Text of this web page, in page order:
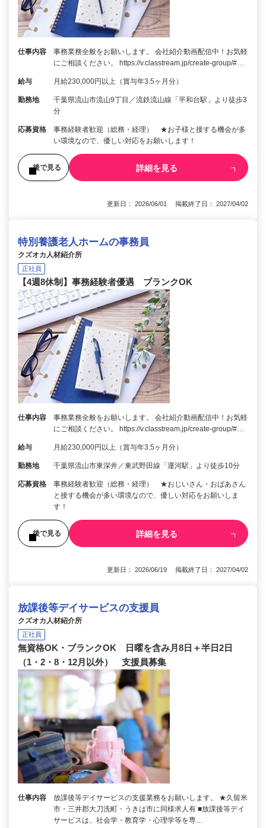
仕事内容
事務業務全般をお願いします。 会社紹介動画配信中！お気軽
にご相談ください。 https://v.classtream.jp/create-group/#…
給与 月給230,000円以上（賞与年3.5ヶ月分）
勤務地
千葉県流山市流山9丁目／流鉄流山線「平和台駅」より徒歩3
分
応募資格
事務経験者歓迎（総務・経理） ★お子様と接する機会が多
い環境なので、優しい対応をお願いします！
後で見る 詳細を見る
更新日： 2026/06/01 掲載終了日： 2027/04/02
特別養護老人ホームの事務員
クズオカ人材紹介所
正社員
【4週8休制】事務経験者優遇 ブランクOK
仕事内容
事務業務全般をお願いします。 会社紹介動画配信中！お気軽
にご相談ください。 https://v.classtream.jp/create-group/#…
給与 月給230,000円以上（賞与年3.5ヶ月分）
勤務地 千葉県流山市東深井／東武野田線「運河駅」より徒歩10分
応募資格
事務経験者歓迎（総務・経理） ★おじいさん・おばあさん
と接する機会が多い環境なので、優しい対応をお願いしま
す！
後で見る 詳細を見る
更新日： 2026/06/19 掲載終了日： 2027/04/02
放課後等デイサービスの支援員
クズオカ人材紹介所
正社員
無資格OK・ブランクOK 日曜を含み月8日＋半日2日
（1・2・8・12月以外） 支援員募集
仕事内容
放課後等デイサービスの支援業務をお願いします。 ★久留米
市・三井郡大刀洗町・うきは市に同様求人有 ■放課後等デイ
サービスは、社会学・教育学・心理学等を専…